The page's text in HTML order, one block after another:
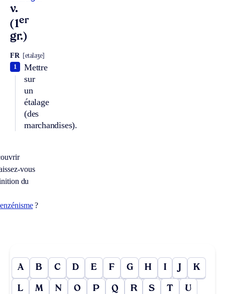
v.
(1er
gr.)
FR [etalaʒe]
Mettre
sur
un
étalage
(des
marchandises).
1
vous
du
?
A B C D E F G H I J K
L M N O P Q R S T U